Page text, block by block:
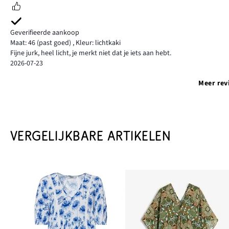
Geverifieerde aankoop
Maat: 46 (past goed) , Kleur: lichtkaki
Fijne jurk, heel licht, je merkt niet dat je iets aan hebt.
2026-07-23
Meer
VERGELIJKBARE ARTIKELEN